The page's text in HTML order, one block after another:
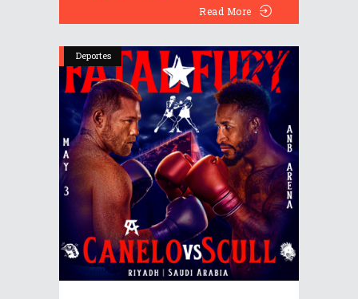
Read More
Deportes